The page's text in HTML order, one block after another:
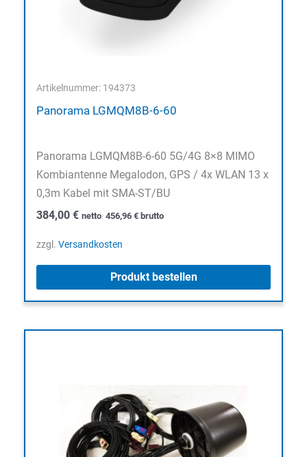
Artikelnummer: 194373
Panorama LGMQM8B-6-60
Panorama LGMQM8B-6-60 5G/4G 8×8 MIMO
Kombiantenne Megalodon, GPS / 4x WLAN 13 x
0,3m Kabel mit SMA-ST/BU
384,00 € netto 456,96 € brutto
zzgl. Versandkosten
Produkt bestellen